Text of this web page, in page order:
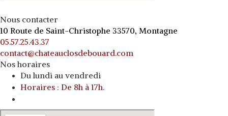
Nous contacter
10 Route de Saint-Christophe 33570, Montagne
05.57.25.43.37
contact@chateauclosdebouard.com
Nos horaires
Du lundi au vendredi
Horaires : De 8h à 17h.